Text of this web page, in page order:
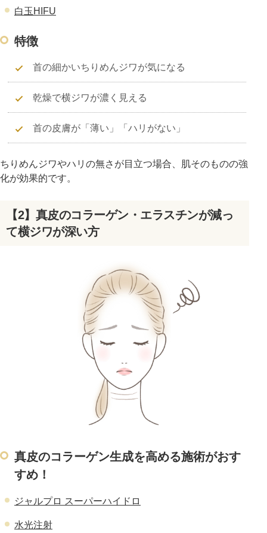
白玉HIFU
特徴
首の細かいちりめんジワが気になる
乾燥で横ジワが濃く見える
首の皮膚が「薄い」「ハリがない」
ちりめんジワやハリの無さが目立つ場合、肌そのものの強
化が効果的です。
【2】真皮のコラーゲン・エラスチンが減っ
て横ジワが深い方
真皮のコラーゲン生成を高める施術がおす
すめ！
ジャルプロ スーパーハイドロ
水光注射